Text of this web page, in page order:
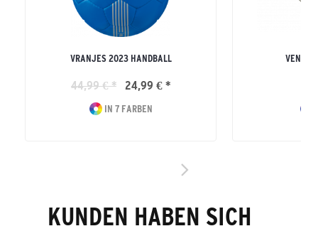
VRANJES 2023 HANDBALL
44,99 € * 24,99 € *
IN 7 FARBEN
KUNDEN HABEN SICH